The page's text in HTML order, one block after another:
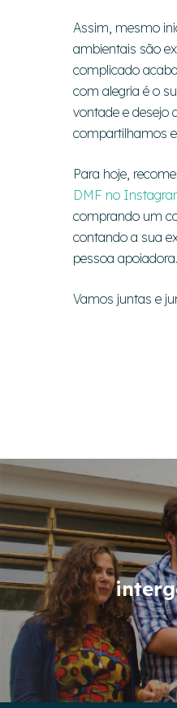
Assim, mesmo
ambientais são
complicado
com alegria é o
vontade e desejo
compartilhamos
Para hoje,
DMF no
comprando um
contando a sua
pessoa
Vamos juntas e